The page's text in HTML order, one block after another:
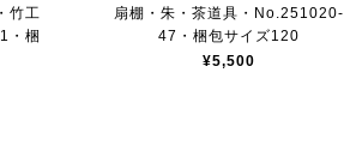
竹工
・梱
扇棚・朱・茶道具・No.251020-
47・梱包サイズ120
¥5,500